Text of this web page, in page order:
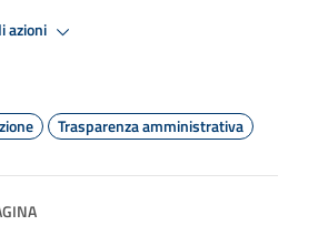
azioni
Trasparenza amministrativa